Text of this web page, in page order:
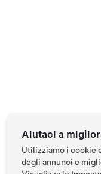
Aiutaci a
Utilizziamo i cookie
degli annunci e